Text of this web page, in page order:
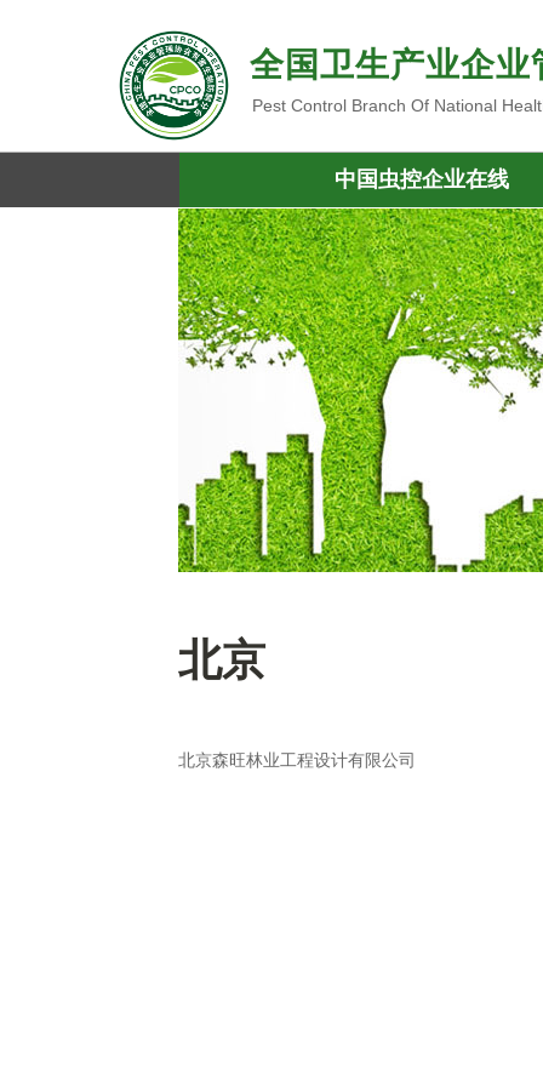
全国卫生产业企
Pest Control Branch Of National
中国虫控企业在线
北京
北京森旺林业工程设计有限公司